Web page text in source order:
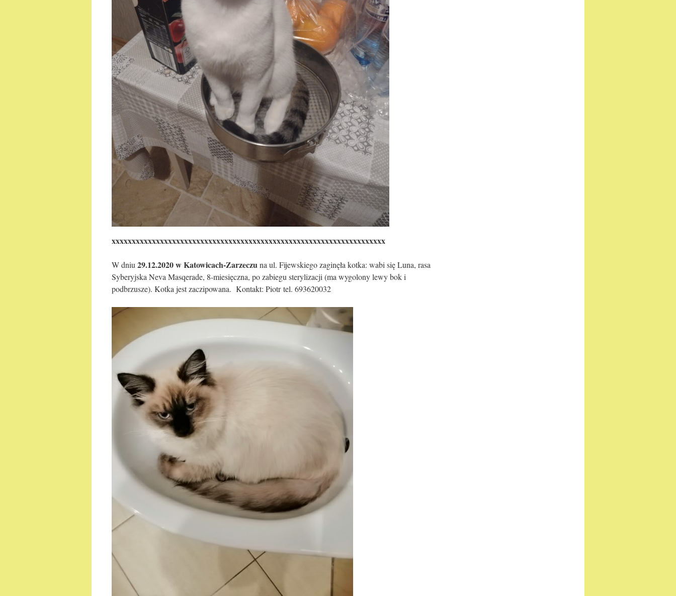
xxxxxxxxxxxxxxxxxxxxxxxxxxxxxxxxxxxxxxxxxxxxxxxxxxxxxxxxxxxxxxxxxxxx
W dniu29.12.2020 w Katowicach-Zarzeczuna ul. Fijewskiego zaginęła kotka: wabi się Luna, rasa
Syberyjska Neva Masqerade, 8-miesięczna, po zabiegu sterylizacji (ma wygolony lewy bok i
podbrzusze). Kotka jest zaczipowana. Kontakt: Piotr tel. 693620032